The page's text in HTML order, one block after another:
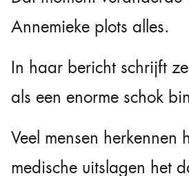
Annemieke plots alles.
In haar bericht schrijft
als een enorme schok
Veel mensen herkennen
medische uitslagen het